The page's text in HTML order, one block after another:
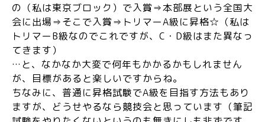
の（私は東京ブロック）で入賞⇒本部展という全国大
会に出場⇒そこで入賞⇒トリマーA級に昇格☆（私は
トリマーB級なのでこれですが、C・D級はまた異なっ
てきます）
…と、なかなか大変で何年もかかるかもしれません
が、目標があると楽しいですからね。
ちなみに、普通に昇格試験でA級を目指す方法もあり
ますが、どうせやるなら競技会と思っています（筆記